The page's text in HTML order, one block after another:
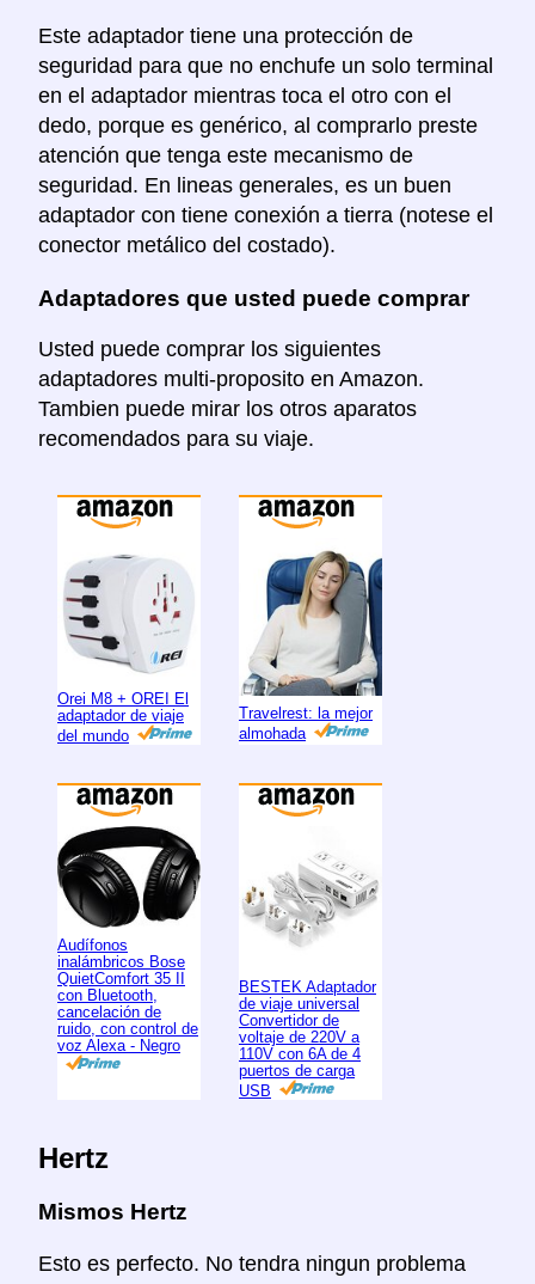
Este adaptador tiene una protección de
seguridad para que no enchufe un solo terminal
en el adaptador mientras toca el otro con el
dedo, porque es genérico, al comprarlo preste
atención que tenga este mecanismo de
seguridad. En lineas generales, es un buen
adaptador con tiene conexión a tierra (notese el
conector metálico del costado).
Adaptadores que usted puede comprar
Usted puede comprar los siguientes
adaptadores multi-proposito en Amazon.
Tambien puede mirar los otros aparatos
recomendados para su viaje.
Orei M8 + OREI El
adaptador de viaje
del mundo
Travelrest: la mejor
almohada
Audífonos
inalámbricos Bose
QuietComfort 35 II
con Bluetooth,
cancelación de
ruido, con control de
voz Alexa - Negro
BESTEK Adaptador
de viaje universal
Convertidor de
voltaje de 220V a
110V con 6A de 4
puertos de carga
USB
Hertz
Mismos Hertz
Esto es perfecto. No tendra ningun problema